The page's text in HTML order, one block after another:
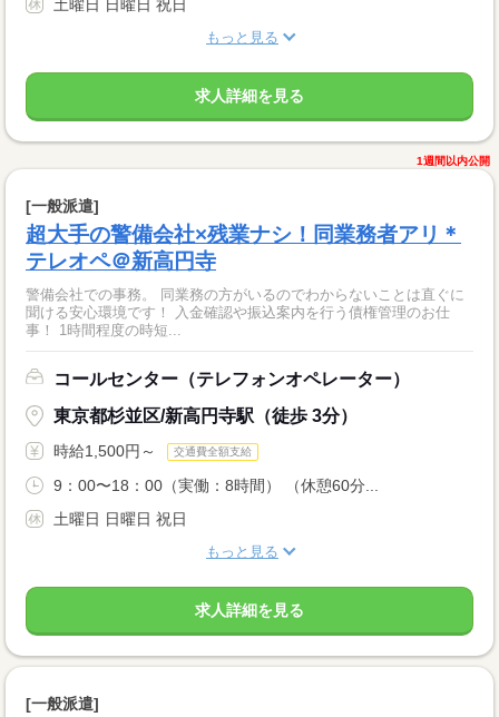
土曜日 日曜日 祝日
もっと見る
求人詳細を見る
1週間以内公開
[一般派遣]
超大手の警備会社×残業ナシ！同業務者アリ＊
テレオペ＠新高円寺
警備会社での事務。 同業務の方がいるのでわからないことは直ぐに
聞ける安心環境です！ 入金確認や振込案内を行う債権管理のお仕
事！ 1時間程度の時短...
コールセンター（テレフォンオペレーター）
東京都杉並区/新高円寺駅（徒歩 3分）
時給1,500円～ 交通費全額支給
9：00〜18：00（実働：8時間） （休憩60分...
土曜日 日曜日 祝日
もっと見る
求人詳細を見る
[一般派遣]